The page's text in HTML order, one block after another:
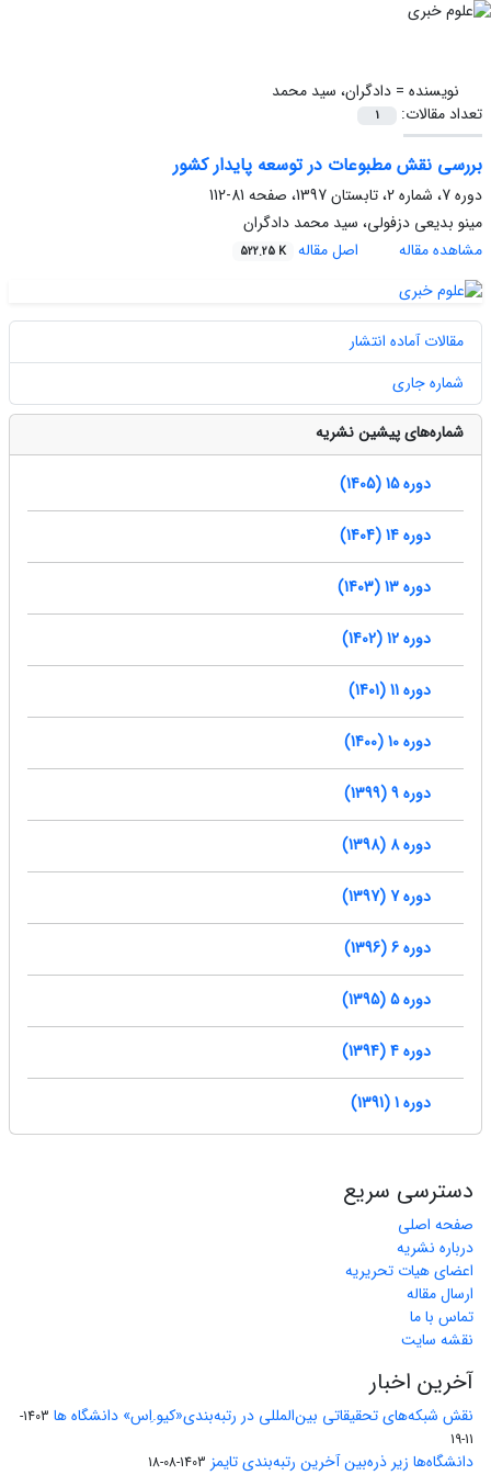
نویسنده =دادگران، سید محمد
تعداد مقالات:
1
بررسی نقش مطبوعات در توسعه پایدار کشور
دوره 7، شماره 2، تابستان 1397، صفحه
81-112
مینو بدیعی دزفولی، سید محمد دادگران
مشاهده مقاله
اصل مقاله 522.25 K
مقالات آماده انتشار
شماره جاری
شماره‌های پیشین نشریه
دوره 15 (1405)
دوره 14 (1404)
دوره 13 (1403)
دوره 12 (1402)
دوره 11 (1401)
دوره 10 (1400)
دوره 9 (1399)
دوره 8 (1398)
دوره 7 (1397)
دوره 6 (1396)
دوره 5 (1395)
دوره 4 (1394)
دوره 1 (1391)
دسترسی سریع
صفحه اصلی
درباره نشریه
اعضای هیات تحریریه
ارسال مقاله
تماس با ما
نقشه سایت
آخرین اخبار
نقش شبکه‌های تحقیقاتی بین‌المللی در رتبه‌بندی«کیو.اِس» دانشگاه ها
1403-
11-19
دانشگاه‌ها زیر ذره‌بین آخرین رتبه‌بندی تایمز 1403-08-18